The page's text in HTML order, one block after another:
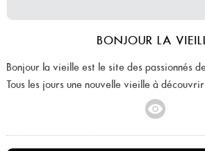
BONJOUR LA
Bonjour la vieille est le site des passionnés
Tous les jours une nouvelle vieille à